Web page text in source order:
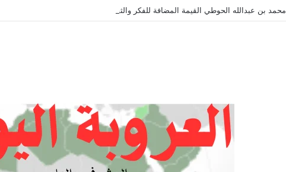
محمد بن عبدالله الحوطي القيمة المضافة للفكر والثقافة والتاريخ !